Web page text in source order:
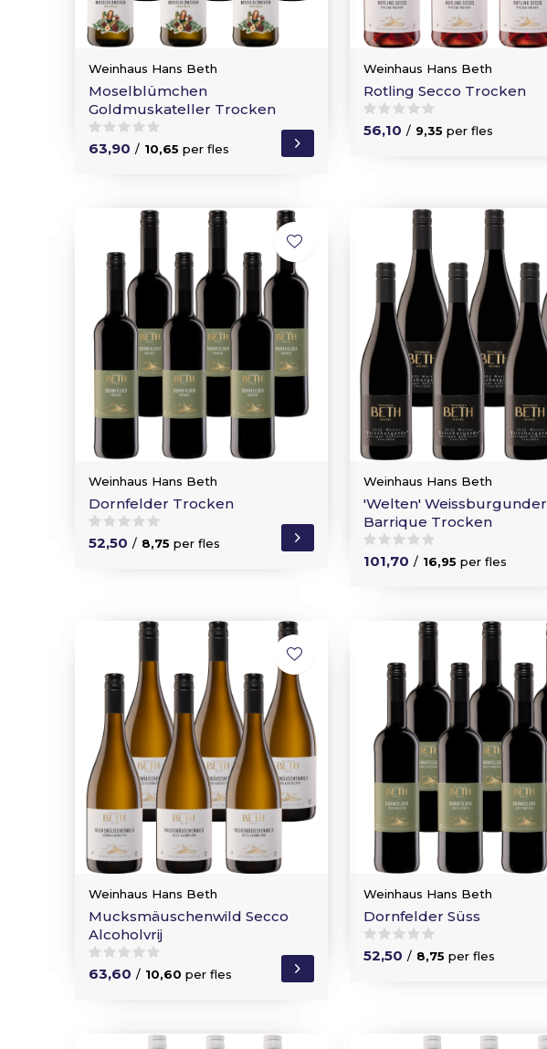
Weinhaus Hans Beth
Moselblümchen
Goldmuskateller Trocken
63,90 / 10,65 per fles
Weinhaus Hans Beth
Rotling Secco Trocken
56,10 / 9,35 per fles
Weinhaus Hans Beth
Dornfelder Trocken
52,50 / 8,75 per fles
Weinhaus Hans Beth
'Welten' Weissburgunder
Barrique Trocken
101,70 / 16,95 per fles
Weinhaus Hans Beth
Mucksmäuschenwild Secco
Alcoholvrij
63,60 / 10,60 per fles
Weinhaus Hans Beth
Dornfelder Süss
52,50 / 8,75 per fles